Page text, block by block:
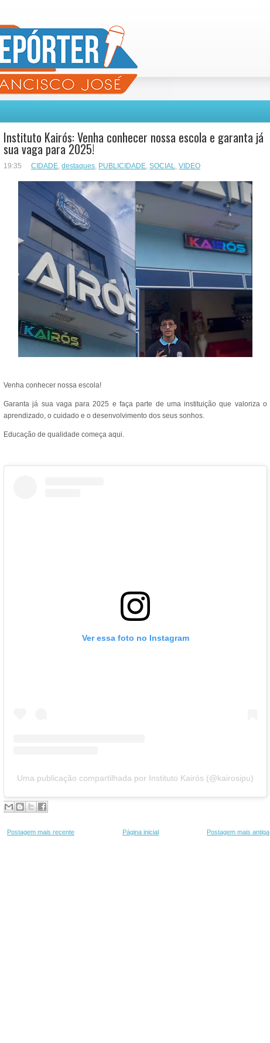
Instituto Kairós: Venha conhecer nossa escola e garanta já
sua vaga para 2025!
19:35 CIDADE, destaques, PUBLICIDADE, SOCIAL, VIDEO
Venha conhecer nossa escola!
Garanta já sua vaga para 2025 e faça parte de uma instituição que valoriza o
aprendizado, o cuidado e o desenvolvimento dos seus sonhos.
Educação de qualidade começa aqui.
Ver essa foto no Instagram
Uma publicação compartilhada por Instituto Kairós (@kairosipu)
Postagem mais recente Postagem mais antiga
Página inicial